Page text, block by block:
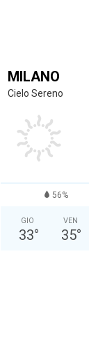
MILANO
Cielo Sereno
56%
GIO
33°
VEN
35°